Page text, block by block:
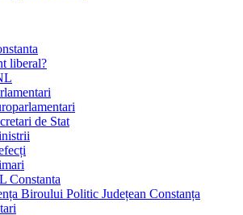
liberal?
de Stat
Constanta
Biroului Politic Județean Constanța